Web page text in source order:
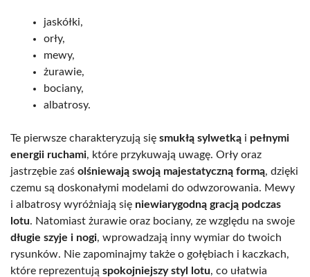
jaskółki,
orły,
mewy,
żurawie,
bociany,
albatrosy.
Te pierwsze charakteryzują się smukłą sylwetką i pełnymi
energii ruchami, które przykuwają uwagę. Orły oraz
jastrzębie zaś olśniewają swoją majestatyczną formą, dzięki
czemu są doskonałymi modelami do odwzorowania. Mewy
i albatrosy wyróżniają się niewiarygodną gracją podczas
lotu. Natomiast żurawie oraz bociany, ze względu na swoje
długie szyje i nogi, wprowadzają inny wymiar do twoich
rysunków. Nie zapominajmy także o gołębiach i kaczkach,
które reprezentują spokojniejszy styl lotu, co ułatwia